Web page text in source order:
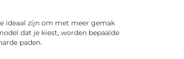
ideaal zijn om met meer gemak
dat je kiest, worden bepaalde
paden.